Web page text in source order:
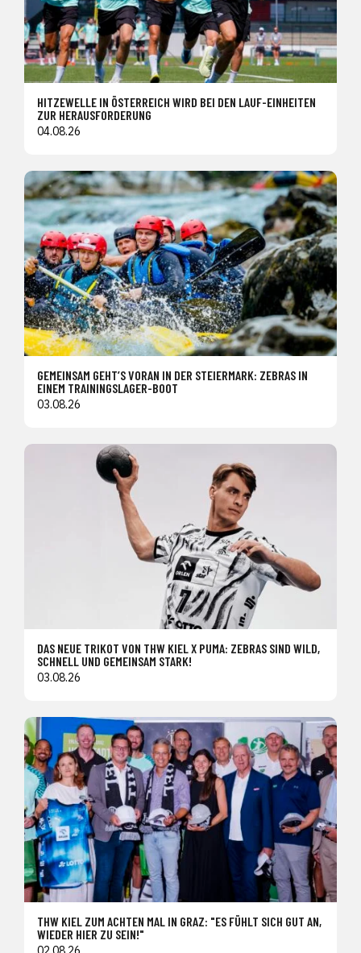
HITZEWELLE IN ÖSTERREICH WIRD BEI DEN LAUF-EINHEITEN
ZUR HERAUSFORDERUNG
04.08.26
GEMEINSAM GEHT’S VORAN IN DER STEIERMARK: ZEBRAS IN
EINEM TRAININGSLAGER-BOOT
03.08.26
DAS NEUE TRIKOT VON THW KIEL X PUMA: ZEBRAS SIND WILD,
SCHNELL UND GEMEINSAM STARK!
03.08.26
THW KIEL ZUM ACHTEN MAL IN GRAZ: "ES FÜHLT SICH GUT AN,
WIEDER HIER ZU SEIN!"